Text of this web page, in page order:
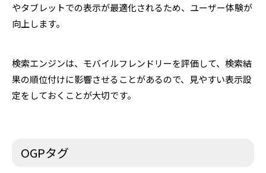
やタブレットでの表示が最適化されるため、ユーザー体験が
向上します。
検索エンジンは、モバイルフレンドリーを評価して、検索結
果の順位付けに影響させることがあるので、見やすい表示設
定をしておくことが大切です。
OGPタグ